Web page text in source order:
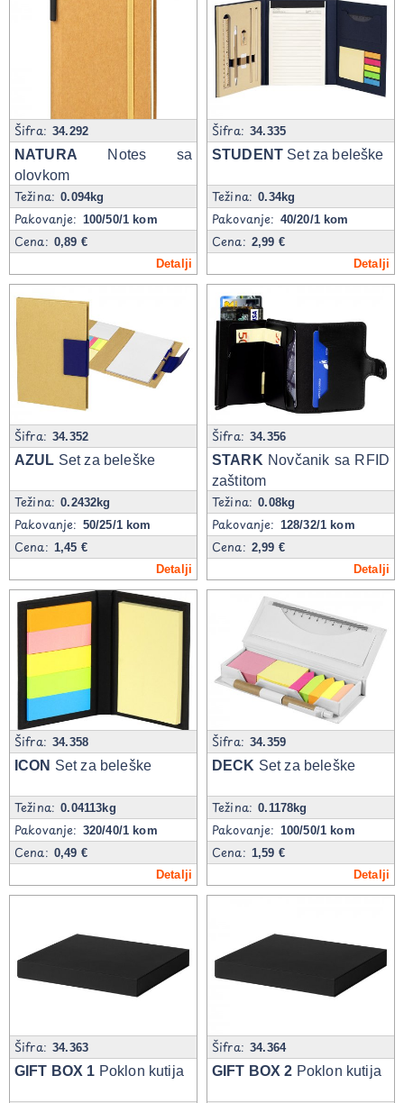
Šifra:34.292
NATURA Notes sa
olovkom
Težina:0.094kg
Pakovanje: 100/50/1 kom
Cena: 0,89 €
Detalji
Šifra:34.335
STUDENT Set za beleške
Težina:0.34kg
Pakovanje: 40/20/1 kom
Cena: 2,99 €
Detalji
Šifra:34.352
AZUL Set za beleške
Težina:0.2432kg
Pakovanje: 50/25/1 kom
Cena: 1,45 €
Detalji
Šifra:34.356
STARK Novčanik sa RFID
zaštitom
Težina:0.08kg
Pakovanje: 128/32/1 kom
Cena: 2,99 €
Detalji
Šifra:34.358
ICON Set za beleške
Težina:0.04113kg
Pakovanje: 320/40/1 kom
Cena: 0,49 €
Detalji
Šifra:34.359
DECK Set za beleške
Težina:0.1178kg
Pakovanje: 100/50/1 kom
Cena: 1,59 €
Detalji
Šifra:34.363
GIFT BOX 1 Poklon kutija
Šifra:34.364
GIFT BOX 2 Poklon kutija